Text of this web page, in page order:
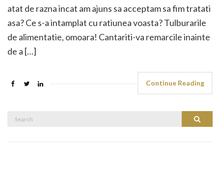
atat de razna incat am ajuns sa acceptam sa fim tratati
asa? Ce s-a intamplat cu ratiunea voasta? Tulburarile
de alimentatie, omoara! Cantariti-va remarcile inainte
de a […]
Continue Reading
Search